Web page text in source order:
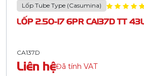
Lốp Tube Type (Casumina)
LỐP 2.50-17 6PR CA137D TT
CA137D
Liên hệĐã tính VAT